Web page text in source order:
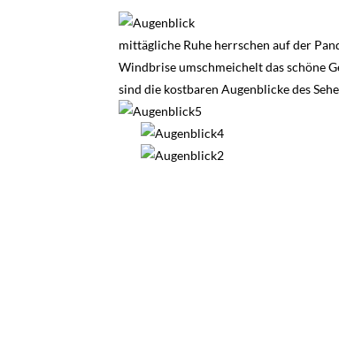
mittägliche Ruhe herrschen auf der
Windbrise umschmeichelt das schöne
sind die kostbaren Augenblicke des